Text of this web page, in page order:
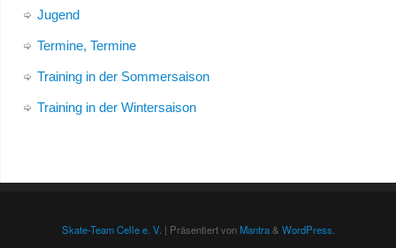
Jugend
Termine, Termine
Training in der Sommersaison
Training in der Wintersaison
Skate-Team Celle e. V.| Präsentiert vonMantra& WordPress.